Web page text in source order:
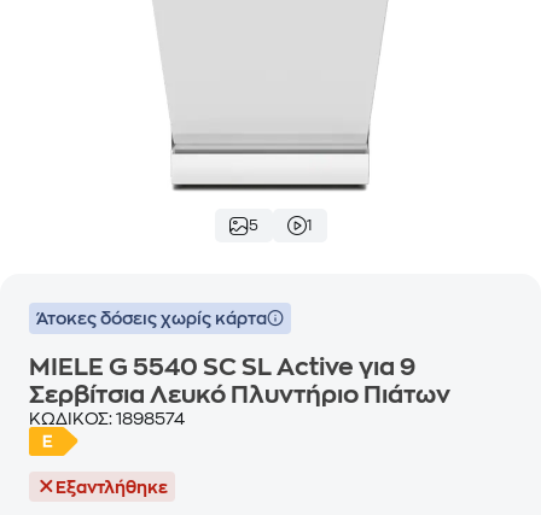
5 1
Άτοκες δόσεις χωρίς κάρτα
MIELE G 5540 SC SL Active για 9
Σερβίτσια Λευκό Πλυντήριο Πιάτων
ΚΩΔΙΚΟΣ: 1898574
Εξαντλήθηκε